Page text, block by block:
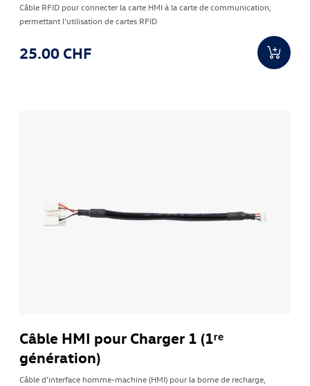
Câble RFID pour connecter la carte HMI à la carte de communication,
permettant l'utilisation de cartes RFID
25.00 CHF
Câble HMI pour Charger 1 (1ʳᵉ
génération)
Câble d’interface homme-machine (HMI) pour la borne de recharge,